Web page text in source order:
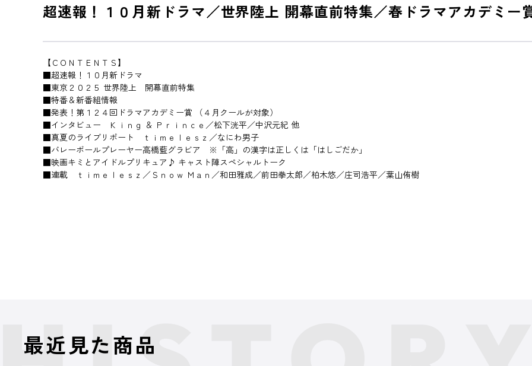
超速報！１０月新ドラマ／世界陸上 開幕直前特集／春ドラマアカデミー
【ＣＯＮＴＥＮＴＳ】
■超速報！１０月新ドラマ
■東京２０２５ 世界陸上 開幕直前特集
■特番＆新番組情報
■発表！第１２４回ドラマアカデミー賞 （４月クールが対象）
■インタビュー Ｋｉｎｇ ＆ Ｐｒｉｎｃｅ／松下洸平／中沢元紀 他
■真夏のライブリポート ｔｉｍｅｌｅｓｚ／なにわ男子
■バレーボールプレーヤー高橋藍グラビア ※「高」の漢字は正しくは「はしごだか」
■映画キミとアイドルプリキュア♪ キャスト陣スペシャルトーク
■連載 ｔｉｍｅｌｅｓｚ／Ｓｎｏｗ Ｍａｎ／和田雅成／前田拳太郎／柏木悠／庄司浩平／葉山侑樹
最近見た商品